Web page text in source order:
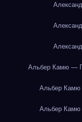
Альбер Камю —
Альбер
Альбер